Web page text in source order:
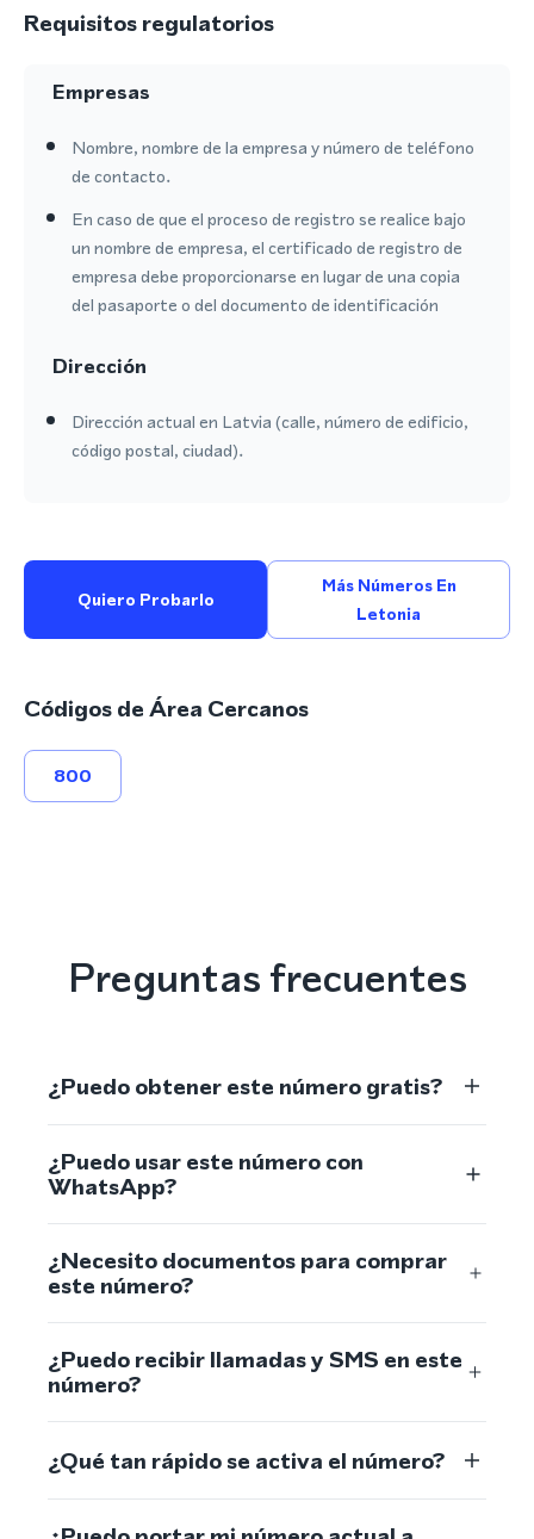
Requisitos regulatorios
Empresas
Nombre, nombre de la empresa y número de teléfono
de contacto.
En caso de que el proceso de registro se realice bajo
un nombre de empresa, el certificado de registro de
empresa debe proporcionarse en lugar de una copia
del pasaporte o del documento de identificación
Dirección
Dirección actual en Latvia (calle, número de edificio,
código postal, ciudad).
Quiero Probarlo
Más Números En
Letonia
Códigos de Área Cercanos
800
Preguntas frecuentes
¿Puedo obtener este número gratis?
¿Puedo usar este número con
WhatsApp?
¿Necesito documentos para comprar
este número?
¿Puedo recibir llamadas y SMS en este
número?
¿Qué tan rápido se activa el número?